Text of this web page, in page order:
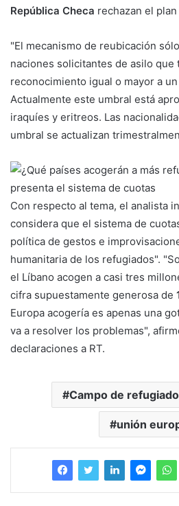
República Checa rechazan el
"El mecanismo de reubicación
naciones solicitantes de asilo que
reconocimiento igual o mayor a
Actualmente este umbral está
iraquíes y eritreos. Las
umbral se actualizan
Con respecto al tema, el analista
considera que el sistema de
política de gestos e
humanitaria de los refugiados".
el Líbano acogen a casi tres
cifra supuestamente generosa de
Europa acogería es apenas una
va a resolver los problemas",
declaraciones a RT.
Campo de
unión